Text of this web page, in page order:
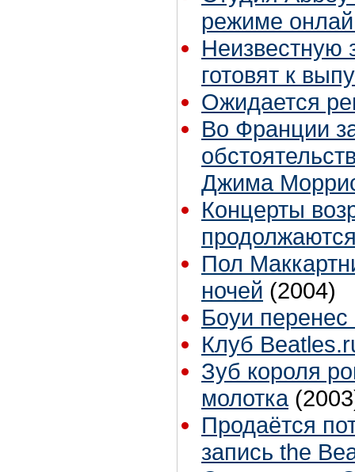
режиме
Неизвестную
готовят к
Ожидается
Во Франции
Джима
Концерты
Пол
ночей (2004)
Боуи
Клуб
Зуб короля
молотка
Продаётся
запись the